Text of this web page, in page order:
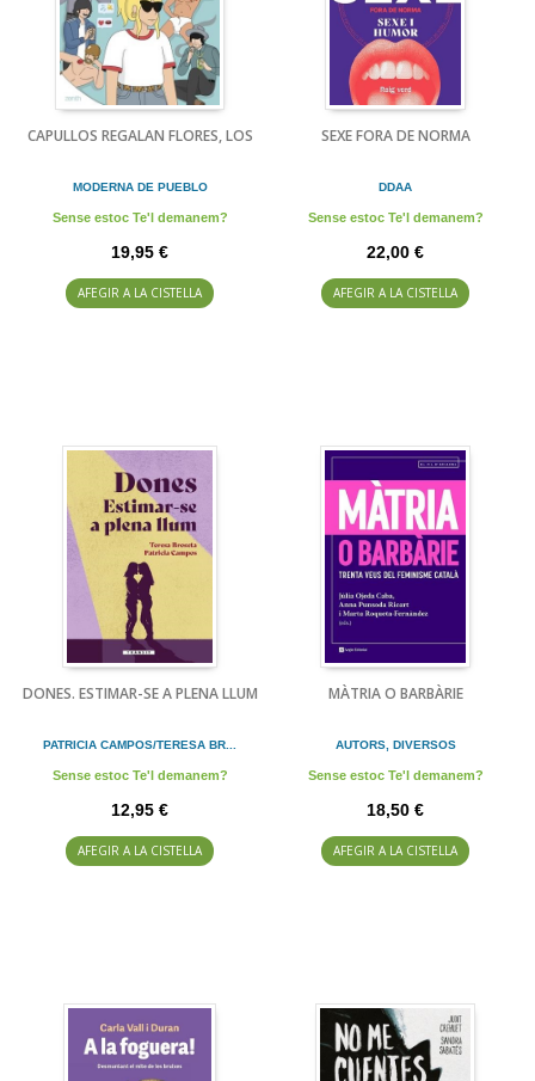
CAPULLOS REGALAN FLORES, LOS
MODERNA DE PUEBLO
Sense estoc Te'l demanem?
19,95 €
AFEGIR A LA CISTELLA
SEXE FORA DE NORMA
DDAA
Sense estoc Te'l demanem?
22,00 €
AFEGIR A LA CISTELLA
DONES. ESTIMAR-SE A PLENA LLUM
PATRICIA CAMPOS/TERESA BR...
Sense estoc Te'l demanem?
12,95 €
AFEGIR A LA CISTELLA
MÀTRIA O BARBÀRIE
AUTORS, DIVERSOS
Sense estoc Te'l demanem?
18,50 €
AFEGIR A LA CISTELLA